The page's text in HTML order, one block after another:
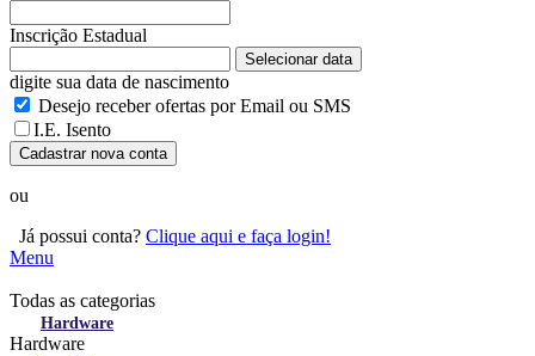
Inscrição Estadual
Selecionar data
digite sua data de nascimento
Desejo receber ofertas por Email ou SMS
I.E. Isento
Cadastrar nova conta
ou
Já possui conta? Clique aqui e faça login!
Menu
Todas as categorias
Hardware
Hardware